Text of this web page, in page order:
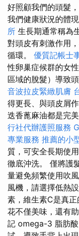
好照顧我們的頭髮
我們健康狀況的體現
所 生長期通常稱為
對頭皮有刺激作用
循環。 優質記帳士
性卵巢症候群的女
區域的脫髮）導致
音波拉皮緊緻肌膚
得更長、與頭皮屑
迭香蓖麻油都是完
行社代辦護照服務
專業服務 推薦的小
質，可安全長期使
徹底沖洗。 僅將護
量避免頻繁使用吹
風機，請選擇低熱
素，維生素C是真
花不僅美味，還有
記 omega-3 脂肪